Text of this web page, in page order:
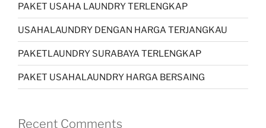
PAKET USAHA LAUNDRY TERLENGKAP
USAHALAUNDRY DENGAN HARGA TERJANGKAU
PAKETLAUNDRY SURABAYA TERLENGKAP
PAKET USAHALAUNDRY HARGA BERSAING
Recent Comments